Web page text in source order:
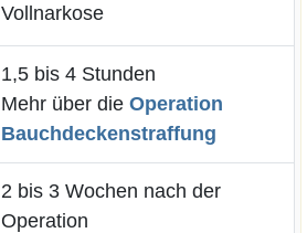
Vollnarkose
1,5 bis 4 Stunden
Mehr über die Operation
Bauchdeckenstraffung
2 bis 3 Wochen nach der
Operation